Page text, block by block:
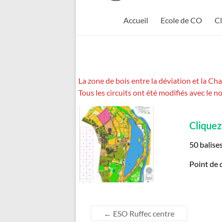
Feuillade
Accueil Ecole de CO
La zone de bois entre la déviation et la
Tous les circuits ont été modifiés avec le
50
Point de
← ESO Ruffec centre